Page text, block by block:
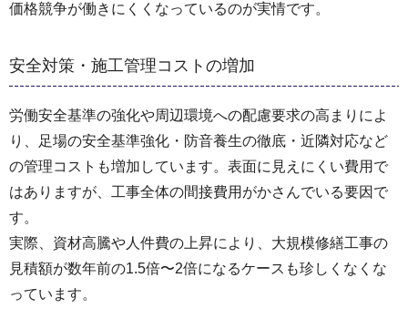
価格競争が働きにくくなっているのが実情です。
安全対策・施工管理コストの増加
労働安全基準の強化や周辺環境への配慮要求の高まりによ
り、足場の安全基準強化・防音養生の徹底・近隣対応など
の管理コストも増加しています。表面に見えにくい費用で
はありますが、工事全体の間接費用がかさんでいる要因で
す。
実際、資材高騰や人件費の上昇により、大規模修繕工事の
見積額が数年前の1.5倍〜2倍になるケースも珍しくなくな
っています。